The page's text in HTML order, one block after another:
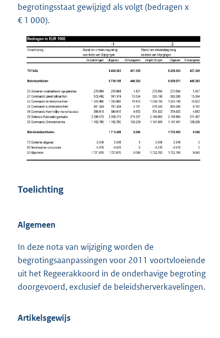
begrotingsstaat gewijzigd als volgt (bedragen x
€ 1 000).
Toelichting
Algemeen
In deze nota van wijziging worden de
begrotingsaanpassingen voor 2011 voortvloeiende
uit het Regeerakkoord in de onderhavige begroting
doorgevoerd, exclusief de beleidsherverkavelingen.
Artikelsgewijs